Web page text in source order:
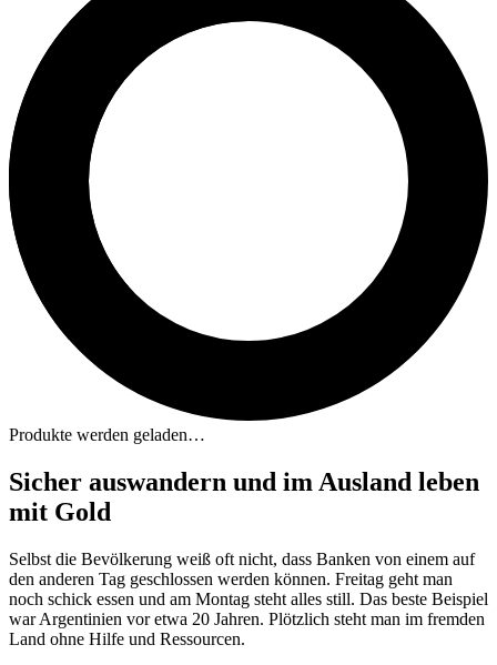
Produkte werden geladen…
Sicher auswandern und im Ausland leben
mit Gold
Selbst die Bevölkerung weiß oft nicht, dass Banken von einem auf
den anderen Tag geschlossen werden können. Freitag geht man
noch schick essen und am Montag steht alles still. Das beste Beispiel
war Argentinien vor etwa 20 Jahren. Plötzlich steht man im fremden
Land ohne Hilfe und Ressourcen.